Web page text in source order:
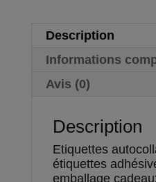
Description
Informations
Avis (0)
Description
Etiquettes
étiquettes
emballage